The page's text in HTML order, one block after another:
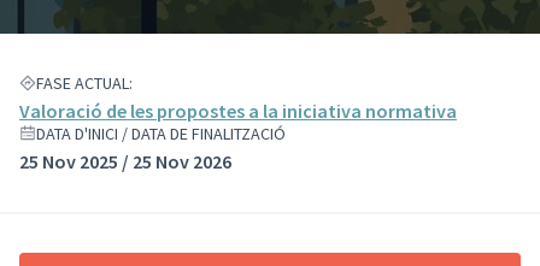
FASE ACTUAL:
Valoració de les propostes a la iniciativa normativa
DATA D'INICI / DATA DE FINALITZACIÓ
25 Nov 2025 / 25 Nov 2026